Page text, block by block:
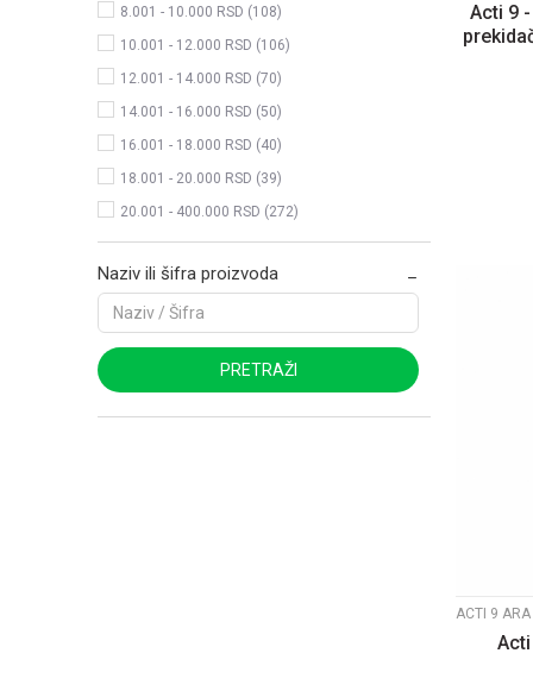
8.001 - 10.000 RSD (108)
10.001 - 12.000 RSD (106)
12.001 - 14.000 RSD (70)
14.001 - 16.000 RSD (50)
16.001 - 18.000 RSD (40)
18.001 - 20.000 RSD (39)
20.001 - 400.000 RSD (272)
Naziv ili šifra proizvoda
PRETRAŽI
Acti 9
ACTI 9 ARA